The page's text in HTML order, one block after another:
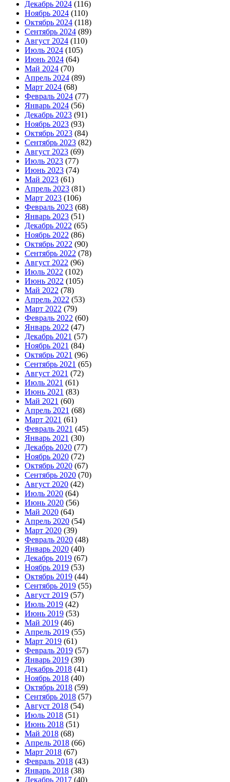
Декабрь 2024 (116)
Ноябрь 2024 (110)
Октябрь 2024 (118)
Сентябрь 2024 (89)
Август 2024 (110)
Июль 2024 (105)
Июнь 2024 (64)
Май 2024 (70)
Апрель 2024 (89)
Март 2024 (68)
Февраль 2024 (77)
Январь 2024 (56)
Декабрь 2023 (91)
Ноябрь 2023 (93)
Октябрь 2023 (84)
Сентябрь 2023 (82)
Август 2023 (69)
Июль 2023 (77)
Июнь 2023 (74)
Май 2023 (61)
Апрель 2023 (81)
Март 2023 (106)
Февраль 2023 (68)
Январь 2023 (51)
Декабрь 2022 (65)
Ноябрь 2022 (86)
Октябрь 2022 (90)
Сентябрь 2022 (78)
Август 2022 (96)
Июль 2022 (102)
Июнь 2022 (105)
Май 2022 (78)
Апрель 2022 (53)
Март 2022 (79)
Февраль 2022 (60)
Январь 2022 (47)
Декабрь 2021 (57)
Ноябрь 2021 (84)
Октябрь 2021 (96)
Сентябрь 2021 (65)
Август 2021 (72)
Июль 2021 (61)
Июнь 2021 (83)
Май 2021 (60)
Апрель 2021 (68)
Март 2021 (61)
Февраль 2021 (45)
Январь 2021 (30)
Декабрь 2020 (77)
Ноябрь 2020 (72)
Октябрь 2020 (67)
Сентябрь 2020 (70)
Август 2020 (42)
Июль 2020 (64)
Июнь 2020 (56)
Май 2020 (64)
Апрель 2020 (54)
Март 2020 (39)
Февраль 2020 (48)
Январь 2020 (40)
Декабрь 2019 (67)
Ноябрь 2019 (53)
Октябрь 2019 (44)
Сентябрь 2019 (55)
Август 2019 (57)
Июль 2019 (42)
Июнь 2019 (53)
Май 2019 (46)
Апрель 2019 (55)
Март 2019 (61)
Февраль 2019 (57)
Январь 2019 (39)
Декабрь 2018 (41)
Ноябрь 2018 (40)
Октябрь 2018 (59)
Сентябрь 2018 (57)
Август 2018 (54)
Июль 2018 (51)
Июнь 2018 (51)
Май 2018 (68)
Апрель 2018 (66)
Март 2018 (67)
Февраль 2018 (43)
Январь 2018 (38)
Декабрь 2017 (40)